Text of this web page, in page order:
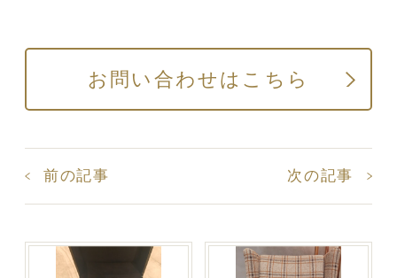
お問い合わせはこちら
前の記事 次の記事